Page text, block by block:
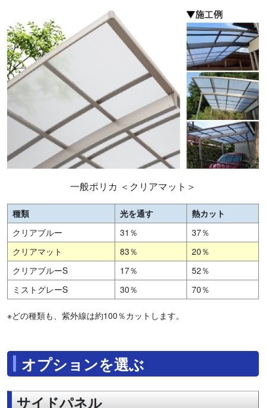
一般ポリカ ＜クリアマット＞
種類 光を通す
熱カット
クリアブルー
31％
37％
クリアマット
83％
20％
クリアブルーS
17％
52％
ミストグレーS
30％ 70％
※どの種類も、紫外線は約100％カットします。
オプションを選ぶ
サイドパネル